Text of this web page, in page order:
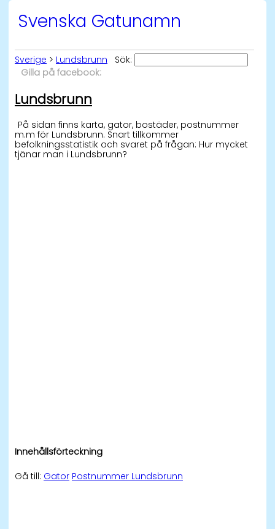
Svenska Gatunamn
Sverige > Lundsbrunn
Sök:
Gilla på facebook:
Lundsbrunn
På sidan finns karta, gator, bostäder, postnummer
m.m för Lundsbrunn. Snart tillkommer
befolkningsstatistik och svaret på frågan: Hur mycket
tjänar man i Lundsbrunn?
Innehållsförteckning
Gå till: Gator Postnummer Lundsbrunn